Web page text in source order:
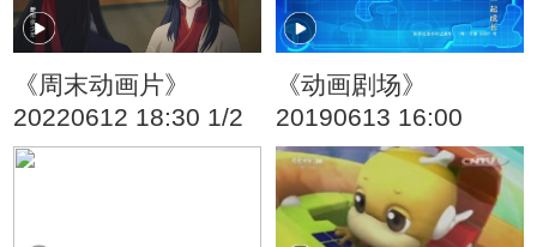
《周末动画片》
20220612 18:30 1/2
《动画剧场》
20190613 16:00